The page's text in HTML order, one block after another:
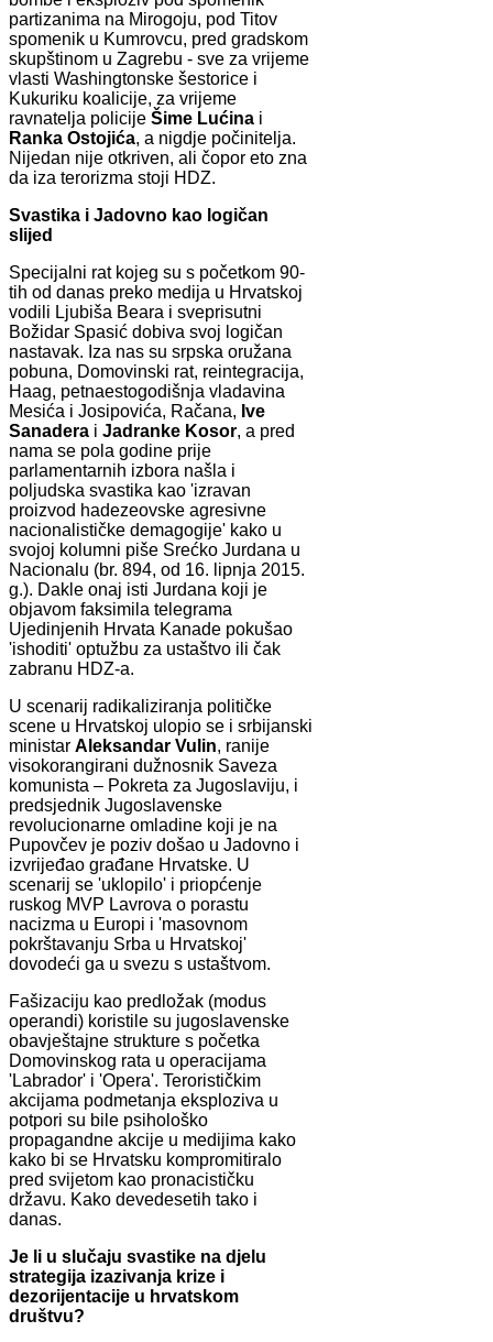
partizanima na Mirogoju, pod Titov
spomenik u Kumrovcu, pred gradskom
skupštinom u Zagrebu - sve za vrijeme
vlasti Washingtonske šestorice i
Kukuriku koalicije, za vrijeme
ravnatelja policije Šime Lućina i
Ranka Ostojića, a nigdje počinitelja.
Nijedan nije otkriven, ali čopor eto zna
da iza terorizma stoji HDZ.
Svastika i Jadovno kao logičan
slijed
Specijalni rat kojeg su s početkom 90-
tih od danas preko medija u Hrvatskoj
vodili Ljubiša Beara i sveprisutni
Božidar Spasić dobiva svoj logičan
nastavak. Iza nas su srpska oružana
pobuna, Domovinski rat, reintegracija,
Haag, petnaestogodišnja vladavina
Mesića i Josipovića, Račana, Ive
Sanadera i Jadranke Kosor, a pred
nama se pola godine prije
parlamentarnih izbora našla i
poljudska svastika kao 'izravan
proizvod hadezeovske agresivne
nacionalističke demagogije' kako u
svojoj kolumni piše Srećko Jurdana u
Nacionalu (br. 894, od 16. lipnja 2015.
g.). Dakle onaj isti Jurdana koji je
objavom faksimila telegrama
Ujedinjenih Hrvata Kanade pokušao
'ishoditi' optužbu za ustaštvo ili čak
zabranu HDZ-a.
U scenarij radikaliziranja političke
scene u Hrvatskoj ulopio se i srbijanski
ministar Aleksandar Vulin, ranije
visokorangirani dužnosnik Saveza
komunista – Pokreta za Jugoslaviju, i
predsjednik Jugoslavenske
revolucionarne omladine koji je na
Pupovčev je poziv došao u Jadovno i
izvrijeđao građane Hrvatske. U
scenarij se 'uklopilo' i priopćenje
ruskog MVP Lavrova o porastu
nacizma u Europi i 'masovnom
pokrštavanju Srba u Hrvatskoj'
dovodeći ga u svezu s ustaštvom.
Fašizaciju kao predložak (modus
operandi) koristile su jugoslavenske
obavještajne strukture s početka
Domovinskog rata u operacijama
'Labrador' i 'Opera'. Terorističkim
akcijama podmetanja eksploziva u
potpori su bile psihološko
propagandne akcije u medijima kako
kako bi se Hrvatsku kompromitiralo
pred svijetom kao pronacističku
državu. Kako devedesetih tako i
danas.
Je li u slučaju svastike na djelu
strategija izazivanja krize i
dezorijentacije u hrvatskom
društvu?